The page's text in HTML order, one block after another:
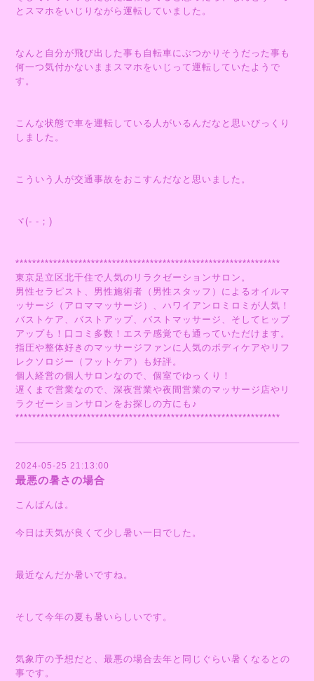
とスマホをいじりながら運転していました。
なんと自分が飛び出した事も自転車にぶつかりそうだった事も
何一つ気付かないままスマホをいじって運転していたようで
す。
こんな状態で車を運転している人がいるんだなと思いびっくり
しました。
こういう人が交通事故をおこすんだなと思いました。
ヾ(- -；)
***************************************************************
東京足立区北千住で人気のリラクゼーションサロン。
男性セラピスト、男性施術者（男性スタッフ）によるオイルマ
ッサージ（アロママッサージ）、ハワイアンロミロミが人気！
バストケア、バストアップ、バストマッサージ、そしてヒップ
アップも！口コミ多数！エステ感覚でも通っていただけます。
指圧や整体好きのマッサージファンに人気のボディケアやリフ
レクソロジー（フットケア）も好評。
個人経営の個人サロンなので、個室でゆっくり！
遅くまで営業なので、深夜営業や夜間営業のマッサージ店やリ
ラクゼーションサロンをお探しの方にも♪
***************************************************************
2024-05-25 21:13:00
最悪の暑さの場合
こんばんは。
今日は天気が良くて少し暑い一日でした。
最近なんだか暑いですね。
そして今年の夏も暑いらしいです。
気象庁の予想だと、最悪の場合去年と同じぐらい暑くなるとの
事です。